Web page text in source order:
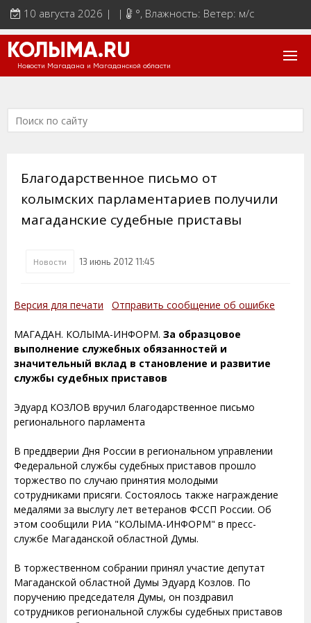
10 августа 2026 | | °, Влажность: Ветер: м/с
КОЛЫМА.RU
Новости Магадана и Магаданской области
Благодарственное письмо от
колымских парламентариев получили
магаданские судебные приставы
Новости 13 июнь 2012 11:45
Версия для печати Отправить сообщение об ошибке
МАГАДАН. КОЛЫМА-ИНФОРМ. За образцовое
выполнение служебных обязанностей и
значительный вклад в становление и развитие
службы судебных приставов
Эдуард КОЗЛОВ вручил благодарственное письмо
регионального парламента
В преддверии Дня России в региональном управлении
Федеральной службы судебных приставов прошло
торжество по случаю принятия молодыми
сотрудниками присяги. Состоялось также награждение
медалями за выслугу лет ветеранов ФССП России. Об
этом сообщили РИА "КОЛЫМА-ИНФОРМ" в пресс-
службе Магаданской областной Думы.
В торжественном собрании принял участие депутат
Магаданской областной Думы Эдуард Козлов. По
поручению председателя Думы, он поздравил
сотрудников региональной службы судебных приставов